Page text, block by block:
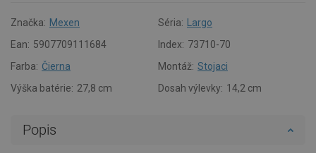
Značka: Mexen Séria:
Largo
Ean: 5907709111684 Index: 73710-70
Farba: Čierna Montáž: Stojaci
Výška batérie: 27,8 cm Dosah výlevky: 14,2 cm
Popis